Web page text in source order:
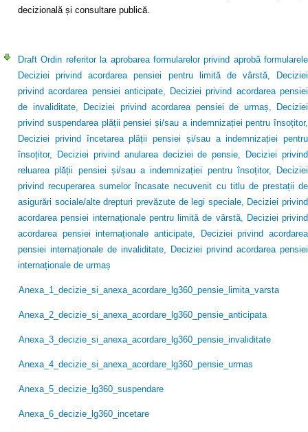
decizională și consultare publică.
Draft Ordin referitor la aprobarea formularelor privind aprobă formularele
Deciziei privind acordarea pensiei pentru limită de vârstă, Deciziei
privind acordarea pensiei anticipate, Deciziei privind acordarea pensiei
de invaliditate, Deciziei privind acordarea pensiei de urmaș, Deciziei
privind suspendarea plății pensiei și/sau a indemnizației pentru însoțitor,
Deciziei privind încetarea plății pensiei și/sau a indemnizației pentru
însoțitor, Deciziei privind anularea deciziei de pensie, Deciziei privind
reluarea plății pensiei și/sau a indemnizației pentru însoțitor, Deciziei
privind recuperarea sumelor încasate necuvenit cu titlu de prestații de
asigurări sociale/alte drepturi prevăzute de legi speciale, Deciziei privind
acordarea pensiei internaționale pentru limită de vârstă, Deciziei privind
acordarea pensiei internaționale anticipate, Deciziei privind acordarea
pensiei internaționale de invaliditate, Deciziei privind acordarea pensiei
internaționale de urmaș
Anexa_1_decizie_si_anexa_acordare_lg360_pensie_limita_varsta
Anexa_2_decizie_si_anexa_acordare_lg360_pensie_anticipata
Anexa_3_decizie_si_anexa_acordare_lg360_pensie_invaliditate
Anexa_4_decizie_si_anexa_acordare_lg360_pensie_urmas
Anexa_5_decizie_lg360_suspendare
Anexa_6_decizie_lg360_incetare